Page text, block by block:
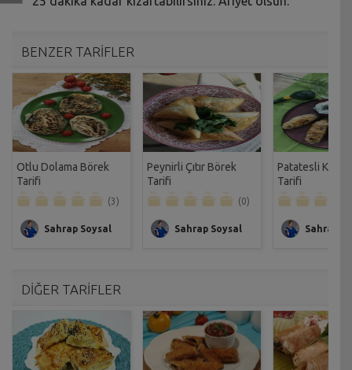
BENZER TARİFLER
Otlu Dolama Börek
Tarifi
(3)
Sahrap Soysal
Peynirli Çıtır Börek
Tarifi
(0)
Sahrap Soysal
Patatesli
Tarifi
Sahrap
DİĞER TARİFLER